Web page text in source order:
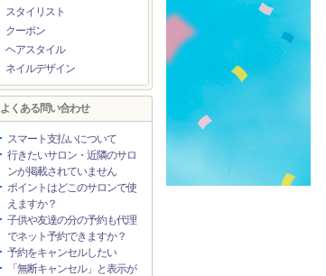
スタイリスト
クーポン
ヘアスタイル
ネイルデザイン
よくある問い合わせ
スマート支払いについて
行きたいサロン・近隣のサロ
ンが掲載されていません
ポイントはどこのサロンで使
えますか？
子供や友達の分の予約も代理
でネット予約できますか？
予約をキャンセルしたい
「無断キャンセル」と表示が